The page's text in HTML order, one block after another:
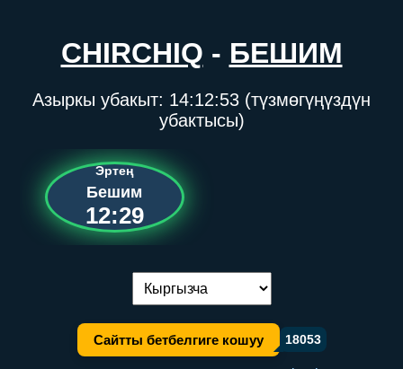
CHIRCHIQ - БЕШИМ
Азыркы убакыт: 14:12:53 (түзмөгүңүздүн
убактысы)
Эртең
Бешим
12:29
Тилди алмаштыруу:
Сайтты бетбелгиге кошуу 18053